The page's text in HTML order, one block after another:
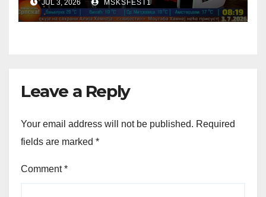
JUL 3, 2026 MSKSFEST1
Leave a Reply
Your email address will not be published. Required
fields are marked *
Comment*